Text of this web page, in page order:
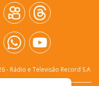
- Rádio e Televisão Record S.A